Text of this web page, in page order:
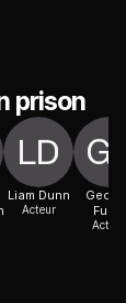
prison
Liam Dunn
Acteur
Furth
Acteur